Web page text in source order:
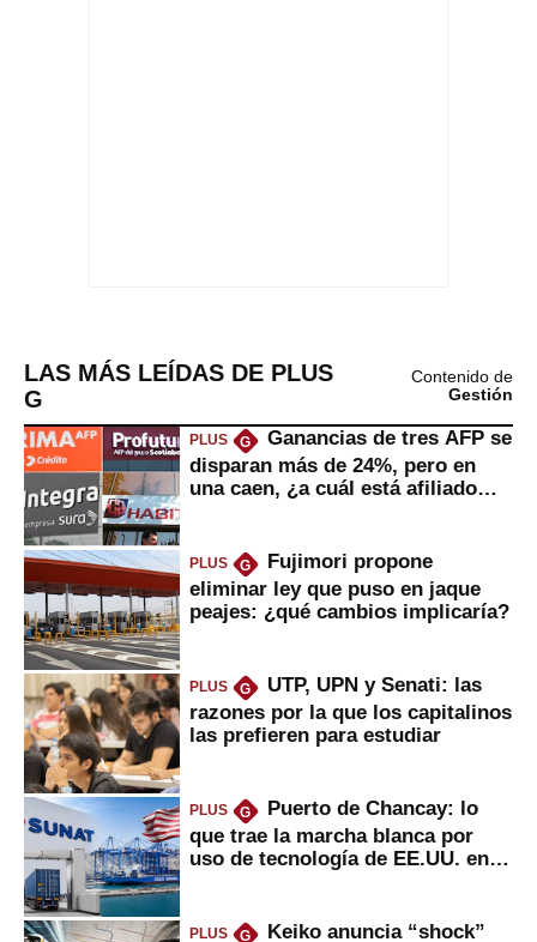
LAS MÁS LEÍDAS DE PLUS
G
Contenido de
Gestión
PLUS G
Ganancias de tres AFP se
disparan más de 24%, pero en
una caen, ¿a cuál está afiliado
PLUS G
Fujimori propone
eliminar ley que puso en jaque
peajes: ¿qué cambios implicaría?
PLUS G
UTP, UPN y Senati: las
razones por la que los capitalinos
las prefieren para estudiar
PLUS G
Puerto de Chancay: lo
que trae la marcha blanca por
uso de tecnología de EE.UU. en
PLUS G
Keiko anuncia “shock”